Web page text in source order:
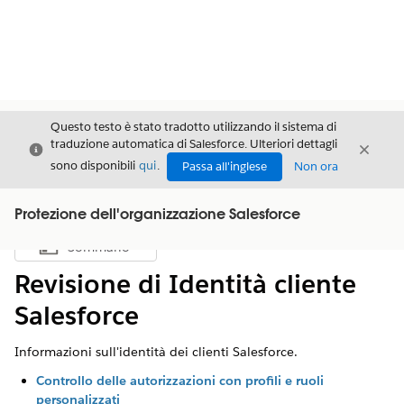
Chiudi
Questo testo è stato tradotto utilizzando il sistema di
traduzione automatica di Salesforce. Ulteriori dettagli
sono disponibili qui. Passa all'inglese Non ora
Chiudi
Protezione dell'organizzazione Salesforce
Mostra sommario
Sommario
Revisione di Identità cliente
Salesforce
Informazioni sull'identità dei clienti Salesforce.
Controllo delle autorizzazioni con profili e ruoli
personalizzati